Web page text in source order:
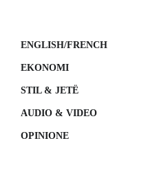
ENGLISH/FRENCH
EKONOMI
STIL & JETË
AUDIO & VIDEO
OPINIONE